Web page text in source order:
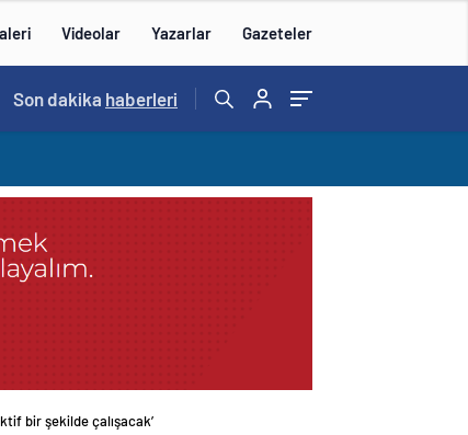
Videolar Yazarlar Gazeteler
14:57 /
Son dakika haberleri
bir şekilde çalışacak’